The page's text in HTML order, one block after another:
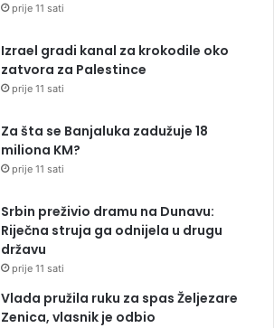
prije 11 sati
Izrael gradi kanal za krokodile oko
zatvora za Palestince
prije 11 sati
Za šta se Banjaluka zadužuje 18
miliona KM?
prije 11 sati
Srbin preživio dramu na Dunavu:
Riječna struja ga odnijela u drugu
državu
prije 11 sati
Vlada pružila ruku za spas Željezare
Zenica, vlasnik je odbio